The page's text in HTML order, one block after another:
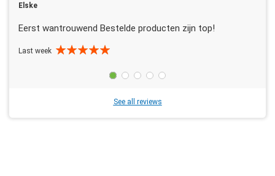
Elske
Eerst wantrouwend Bestelde producten zijn top!
Last week
See all reviews